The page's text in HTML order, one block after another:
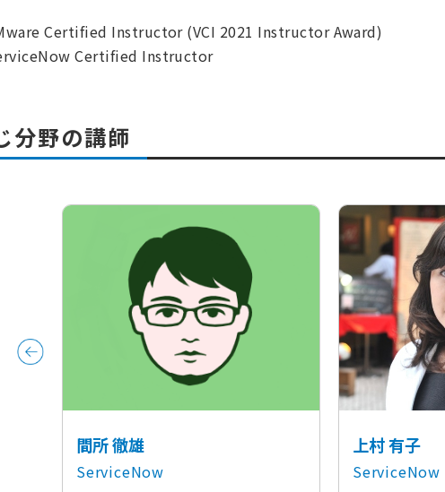
Certified Instructor (VCI 2021 Instructor Award)
Certified Instructor
分野の講師
間所 徹雄
ServiceNow
上村 有子
ServiceNow